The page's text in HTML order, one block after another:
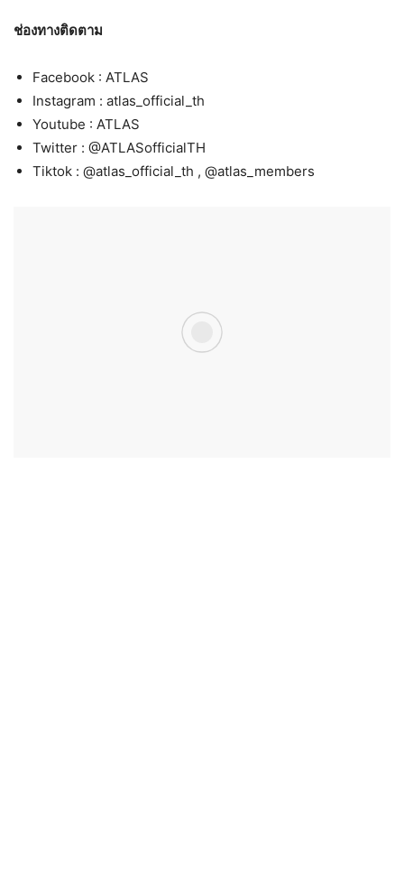
ช่องทางติดตาม
Facebook : ATLAS
Instagram : atlas_official_th
Youtube : ATLAS
Twitter : @ATLASofficialTH
Tiktok : @atlas_official_th , @atlas_members